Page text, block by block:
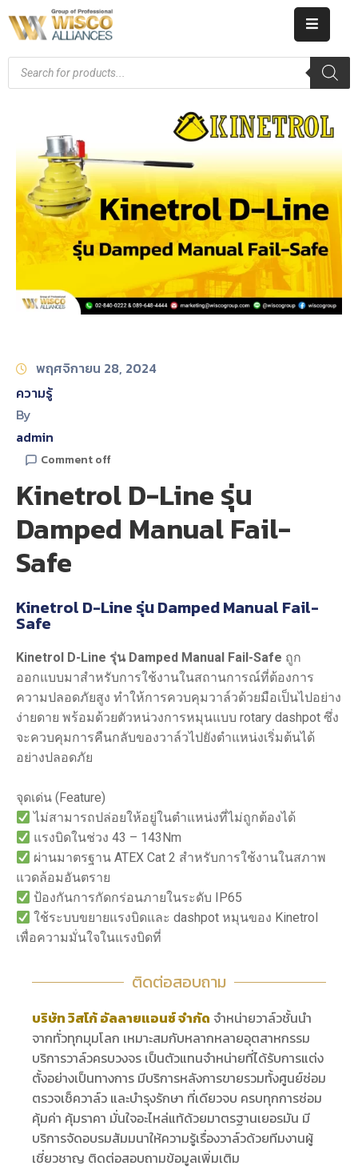
HOME
PRODUCT
CATALOG
KNOWLEDGE
CONTACT
พฤศจิกายน 28, 2024
ความรู้
By
admin
Comment off
Kinetrol D-Line รุ่น
Damped Manual Fail-
Safe
Kinetrol D-Line รุ่น Damped Manual Fail-
Safe
Kinetrol D-Line รุ่น Damped Manual Fail-Safe ถูก
ออกแบบมาสำหรับการใช้งานในสถานการณ์ที่ต้องการ
ความปลอดภัยสูง ทำให้การควบคุมวาล์วด้วยมือเป็นไปอย่าง
ง่ายดาย พร้อมด้วยตัวหน่วงการหมุนแบบ rotary dashpot ซึ่ง
จะควบคุมการคืนกลับของวาล์วไปยังตำแหน่งเริ่มต้นได้
อย่างปลอดภัย
จุดเด่น (Feature)
ไม่สามารถปล่อยให้อยู่ในตำแหน่งที่ไม่ถูกต้องได้
แรงบิดในช่วง 43 – 143Nm
ผ่านมาตรฐาน ATEX Cat 2 สำหรับการใช้งานในสภาพ
แวดล้อมอันตราย
ป้องกันการกัดกร่อนภายในระดับ IP65
ใช้ระบบขยายแรงบิดและ dashpot หมุนของ Kinetrol
เพื่อความมั่นใจในแรงบิดที่
ติดต่อสอบถาม
บริษัท วิสโก้ อัลลายแอนซ์ จำกัด จำหน่ายวาล์วชั้นนำ
จากทั่วทุกมุมโลก เหมาะสมกับหลากหลายอุตสาหกรรม
บริการวาล์วครบวงจร เป็นตัวแทนจำหน่ายที่ได้รับการแต่ง
ตั้งอย่างเป็นทางการ มีบริการหลังการขายรวมทั้งศูนย์ซ่อม
ตรวจเช็ควาล์ว และบำรุงรักษา ที่เดียวจบ ครบทุกการซ่อม
คุ้มค่า คุ้มราคา มั่นใจอะไหล่แท้ด้วยมาตรฐานเยอรมัน มี
บริการจัดอบรมสัมมนาให้ความรู้เรื่องวาล์วด้วยทีมงานผู้
เชี่ยวชาญ ติดต่อสอบถามข้อมูลเพิ่มเติม